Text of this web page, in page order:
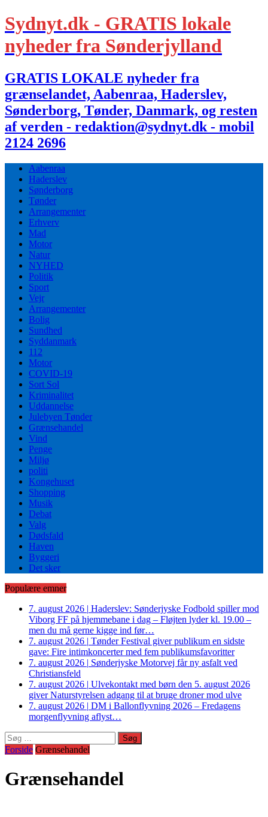
Sydnyt.dk - GRATIS lokale
nyheder fra Sønderjylland
GRATIS LOKALE nyheder fra
grænselandet, Aabenraa, Haderslev,
Sønderborg, Tønder, Danmark, og resten
af verden - redaktion@sydnyt.dk - mobil
2124 2696
Aabenraa
Haderslev
Sønderborg
Tønder
Arrangementer
Erhverv
Mad
Motor
Natur
NYHED
Politik
Sport
Vejr
Arrangementer
Bolig
Sundhed
Syddanmark
112
Motor
COVID-19
Sort Sol
Kriminalitet
Uddannelse
Julebyen Tønder
Grænsehandel
Vind
Penge
Miljø
politi
Kongehuset
Shopping
Musik
Debat
Valg
Dødsfald
Haven
Byggeri
Det sker
Populære emner
7. august 2026 | Haderslev: Sønderjyske Fodbold spiller mod
Viborg FF på hjemmebane i dag – Fløjten lyder kl. 19.00 –
men du må gerne kigge ind før…
7. august 2026 | Tønder Festival giver publikum en sidste
gave: Fire intimkoncerter med fem publikumsfavoritter
7. august 2026 | Sønderjyske Motorvej får ny asfalt ved
Christiansfeld
7. august 2026 | Ulvekontakt med børn den 5. august 2026
giver Naturstyrelsen adgang til at bruge droner mod ulve
7. august 2026 | DM i Ballonflyvning 2026 – Fredagens
morgenflyvning aflyst…
Søg
efter:
Forside Grænsehandel
Grænsehandel